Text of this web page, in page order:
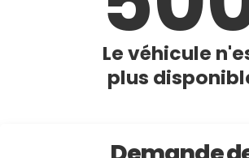
Le véhicule
plus